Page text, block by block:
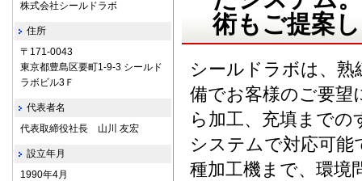
術もご提案
シールドラボは、熟
備でお客様のご要望
ら加工、充填まで
システムで対応可能
種加工機まで、環境
株式会社シールドラボ
住所
〒171-0043
東京都豊島区要町1-9-3 シールド
ラボビル3Ｆ
代表者名
代表取締役社長 山川 友宏
設立年月
1990年4月